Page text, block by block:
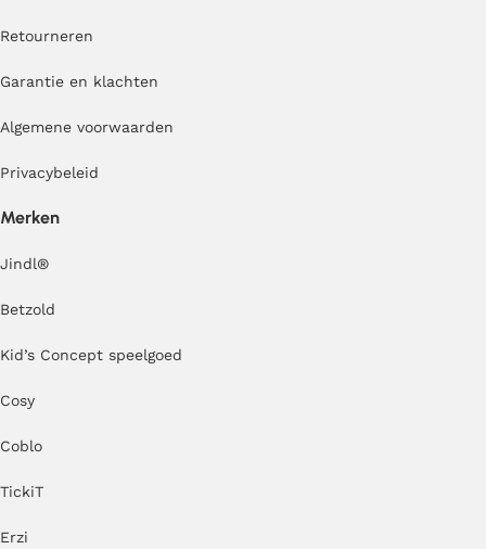
Retourneren
Garantie en klachten
Algemene voorwaarden
Privacybeleid
Merken
Jindl®
Betzold
Kid’s Concept speelgoed
Cosy
Coblo
TickiT
Erzi